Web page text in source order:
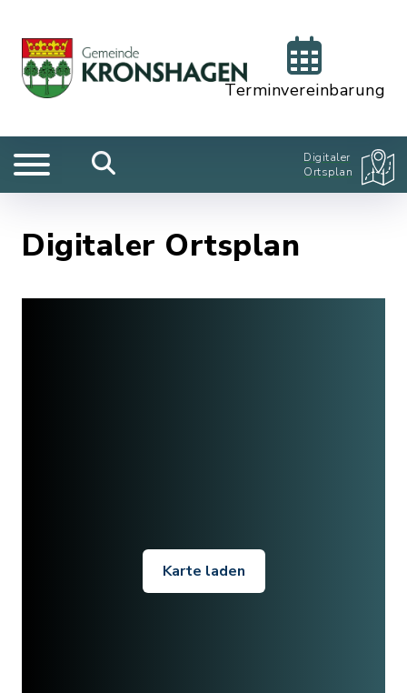
Terminvereinbarung
Digitaler
Ortsplan
Digitaler Ortsplan
Karte laden